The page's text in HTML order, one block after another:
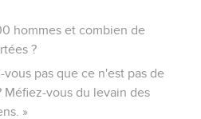
hommes et combien de
?
pas que ce n'est pas de
Méfiez-vous du levain des
»